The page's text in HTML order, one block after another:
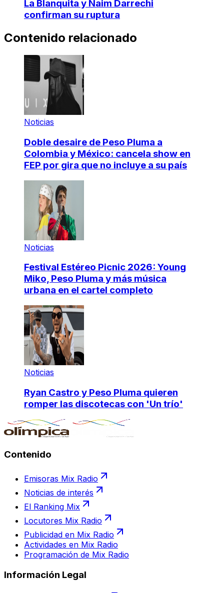
La Blanquita y Naim Darrechi
confirman su ruptura
Contenido relacionado
Noticias
Doble desaire de Peso Pluma a
Colombia y México: cancela show en
FEP por gira que no incluye a su país
Noticias
Festival Estéreo Picnic 2026: Young
Miko, Peso Pluma y más música
urbana en el cartel completo
Noticias
Ryan Castro y Peso Pluma quieren
romper las discotecas con 'Un trío'
Contenido
Emisoras Mix Radio
Noticias de interés
El Ranking Mix
Locutores Mix Radio
Publicidad en Mix Radio
Actividades en Mix Radio
Programación de Mix Radio
Información Legal